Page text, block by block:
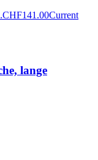
CHF141.00Current
lange